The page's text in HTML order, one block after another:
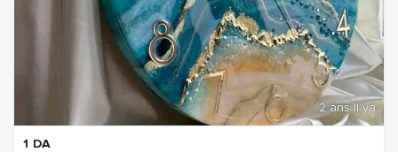
2 ans Il ya
1 DA